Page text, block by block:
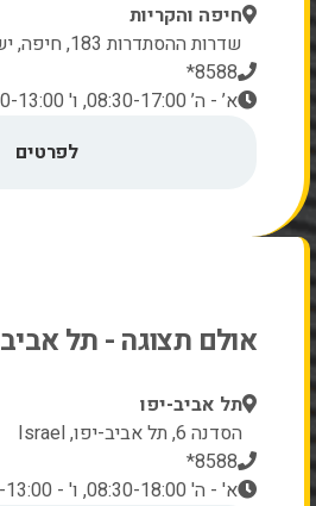
חיפה והקריות
שדרות ההסתדרות 183, חיפה, ישראל
8588*
א’ - ה’ 08:30-17:00, ו' 08:30-13:00
לפרטים
אולם תצוגה - תל
תל אביב-יפו
הסדנה 6, תל אביב-יפו, Israel
8588*
א' - ה' 08:30-18:00, ו' - 08:30-13:00